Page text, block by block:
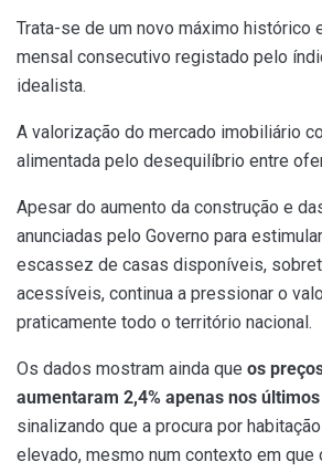
Trata-se de um novo máximo histórico
mensal consecutivo registado pelo
idealista.
A valorização do mercado imobiliário
alimentada pelo desequilíbrio entre
Apesar do aumento da construção e
anunciadas pelo Governo para
escassez de casas disponíveis,
acessíveis, continua a pressionar o
praticamente todo o território nacional.
Os dados mostram ainda que os
aumentaram 2,4% apenas nos
sinalizando que a procura por
elevado, mesmo num contexto em que